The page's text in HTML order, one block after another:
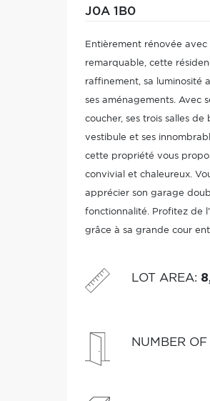
J0A 1B0
Entièrement rénovée avec
remarquable, cette
raffinement, sa luminosité
ses aménagements. Avec
coucher, ses trois salles de
vestibule et ses
cette propriété vous
convivial et chaleureux.
apprécier son garage
fonctionnalité. Profitez de
grâce à sa grande cour
environnement à la fois
charme.
LOT AREA:
NUMBER